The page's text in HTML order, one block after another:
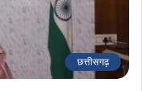
छत्तीसगढ़